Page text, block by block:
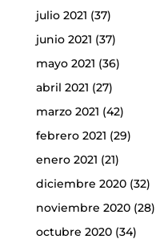
julio 2021 (37)
junio 2021 (37)
mayo 2021 (36)
abril 2021 (27)
marzo 2021 (42)
febrero 2021 (29)
enero 2021 (21)
diciembre 2020(32)
noviembre 2020(28)
octubre 2020(34)